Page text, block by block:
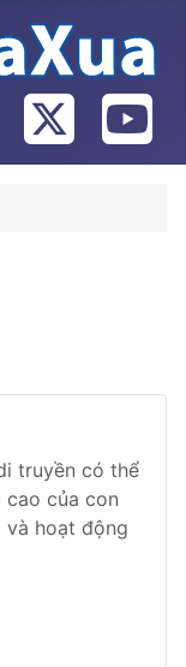
truyền có thể
cao của con
hoạt động